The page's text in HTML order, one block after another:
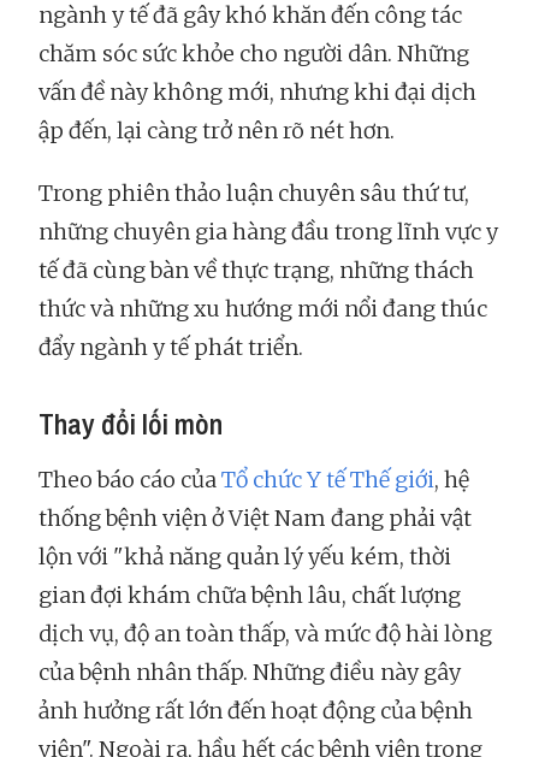
ngành y tế đã gây khó khăn đến công tác
chăm sóc sức khỏe cho người dân. Những
vấn đề này không mới, nhưng khi đại dịch
ập đến, lại càng trở nên rõ nét hơn.
Trong phiên thảo luận chuyên sâu thứ tư,
những chuyên gia hàng đầu trong lĩnh vực y
tế đã cùng bàn về thực trạng, những thách
thức và những xu hướng mới nổi đang thúc
đẩy ngành y tế phát triển.
Thay đổi lối mòn
Theo báo cáo củaTổ chức Y tế Thế giới, hệ
thống bệnh viện ở Việt Nam đang phải vật
lộn với "khả năng quản lý yếu kém, thời
gian đợi khám chữa bệnh lâu, chất lượng
dịch vụ, độ an toàn thấp, và mức độ hài lòng
của bệnh nhân thấp. Những điều này gây
ảnh hưởng rất lớn đến hoạt động của bệnh
viện". Ngoài ra, hầu hết các bệnh viện trong